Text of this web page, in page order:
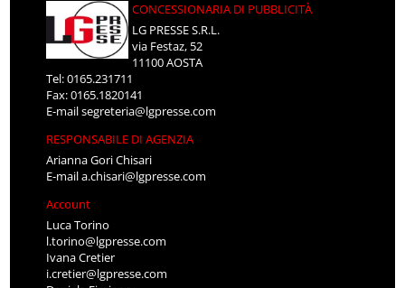
CONCESSIONARIA DI PUBBLICITÀ
LG PRESSE S.R.L.
via Festaz, 52
11100 AOSTA
Tel: 0165.231711
Fax: 0165.1820141
E-mailsegreteria@lgpresse.com
RESPONSABILE DI AGENZIA
Arianna Gori Chisari
E-maila.chisari@lgpresse.com
Account
Luca Torino
l.torino@lgpresse.com
Ivana Cretier
i.cretier@lgpresse.com